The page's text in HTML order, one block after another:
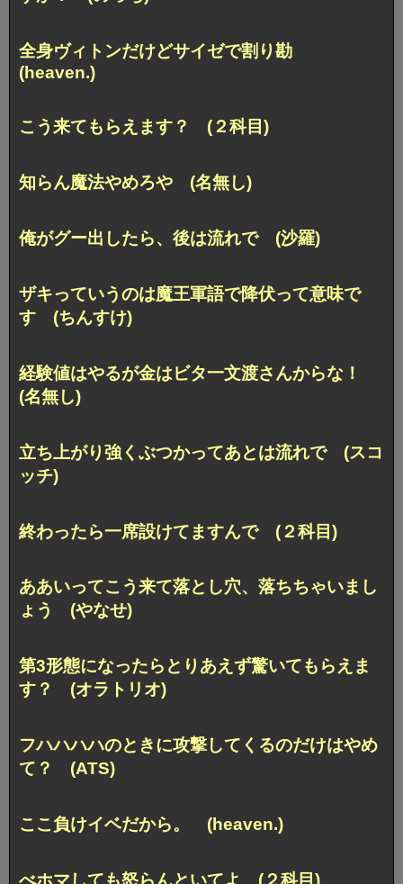
全身ヴィトンだけどサイゼで割り勘
(heaven.)
こう来てもらえます？ (２科目)
知らん魔法やめろや (名無し)
俺がグー出したら、後は流れで (沙羅)
ザキっていうのは魔王軍語で降伏って意味で
す (ちんすけ)
経験値はやるが金はビタ一文渡さんからな！
(名無し)
立ち上がり強くぶつかってあとは流れで (スコ
ッチ)
終わったら一席設けてますんで (２科目)
ああいってこう来て落とし穴、落ちちゃいまし
ょう (やなせ)
第3形態になったらとりあえず驚いてもらえま
す？ (オラトリオ)
フハハハハのときに攻撃してくるのだけはやめ
て？ (ATS)
ここ負けイベだから。 (heaven.)
べホマしても怒らんといてよ (２科目)